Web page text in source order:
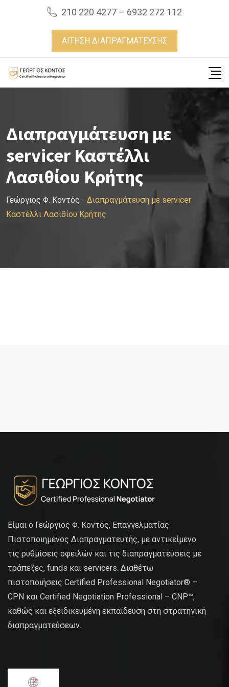
210 220 4277 – 6932 272 112
ΑΙΤΗΣΗ ΔΙΑΠΡΑΓΜΑΤΕΥΣΗΣ
Διαπραγμάτευση με
servicer Καστέλλι
Λασιθίου Κρήτης
Γεώργιος Φ. Κοντός - Διαπραγμάτευση με servicer
Καστέλλι Λασιθίου Κρήτης
Είμαι ο Γεώργιος Φ. Κοντός, Επαγγελματίας
Πιστοποιημένος Διαπραγματευτής, με αντικείμενο
τις ρυθμίσεις οφειλών και τις διαπραγματεύσεις με
τράπεζες, funds και servicers. Διαθέτω
πιστοποιήσεις Certified Professional Negotiator® –
CPN και Certified Negotiation Professional – CNP™,
καθώς και εξειδικευμένη εκπαίδευση στη στρατηγική
διαπραγματεύσεων.